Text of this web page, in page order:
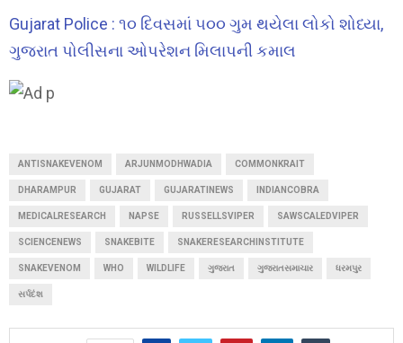
Gujarat Police : ૧૦ દિવસમાં ૫૦૦ ગુમ થયેલા લોકો શોધ્યા,
ગુજરાત પોલીસના ઓપરેશન મિલાપની કમાલ
ANTISNAKEVENOM ARJUNMODHWADIA COMMONKRAIT
DHARAMPUR GUJARAT GUJARATINEWS INDIANCOBRA
MEDICALRESEARCH NAPSE RUSSELLSVIPER SAWSCALEDVIPER
SCIENCENEWS SNAKEBITE SNAKERESEARCHINSTITUTE
SNAKEVENOM WHO WILDLIFE ગુજરાત ગુજરાતસમાચાર ધરમપુર
સર્પદંશ